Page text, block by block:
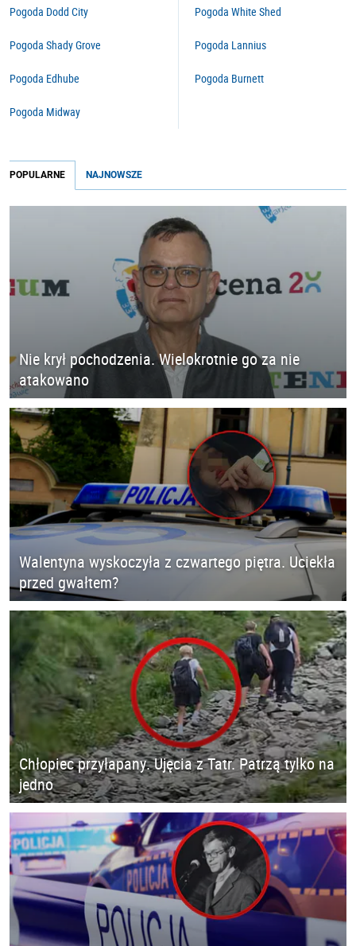
Pogoda Dodd City
Pogoda Shady Grove
Pogoda Edhube
Pogoda Midway
Pogoda White Shed
Pogoda Lannius
Pogoda Burnett
POPULARNE NAJNOWSZE
Nie krył pochodzenia. Wielokrotnie go za nie
atakowano
Walentyna wyskoczyła z czwartego piętra. Uciekła
przed gwałtem?
Chłopiec przyłapany. Ujęcia z Tatr. Patrzą tylko na
jedno